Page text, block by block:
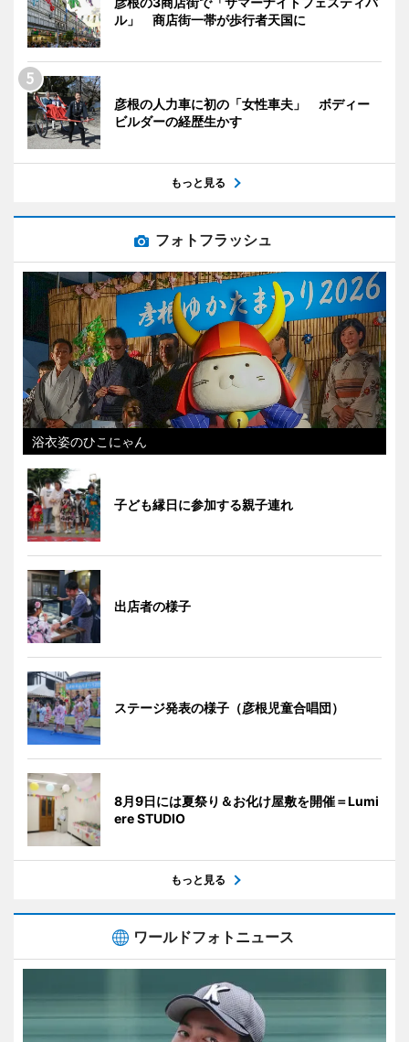
ル」 商店街一帯が歩行者天国に
彦根の人力車に初の「女性車夫」 ボディー
ビルダーの経歴生かす
もっと見る
フォトフラッシュ
浴衣姿のひこにゃん
子ども縁日に参加する親子連れ
出店者の様子
ステージ発表の様子（彦根児童合唱団）
8月9日には夏祭り＆お化け屋敷を開催＝Lumi
ere STUDIO
もっと見る
ワールドフォトニュース